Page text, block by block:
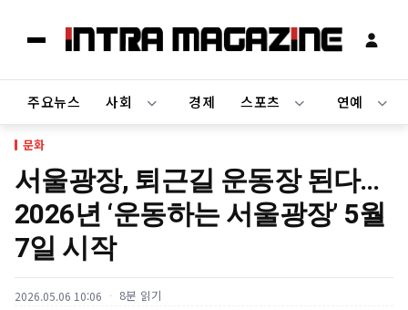
주요뉴스 사회 경제 스포츠 연예
문화
서울광장, 퇴근길 운동장 된다…
2026년 ‘운동하는 서울광장’ 5월
7일 시작
2026.05.06 10:06 8분 읽기